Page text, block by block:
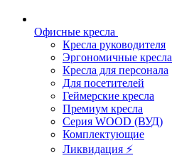
Офисные кресла
Кресла руководителя
Эргономичные кресла
Кресла для персонала
Для посетителей
Геймерские кресла
Премиум кресла
Серия WOOD (ВУД)
Комплектующие
Ликвидация ⚡